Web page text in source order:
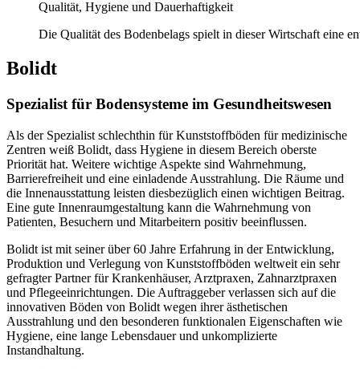
Qualität, Hygiene und Dauerhaftigkeit
Die Qualität des Bodenbelags spielt in dieser Wirtschaft eine
Bolidt
Spezialist für Bodensysteme im Gesundheitswesen
Als der Spezialist schlechthin für Kunststoffböden für medizinische
Zentren weiß Bolidt, dass Hygiene in diesem Bereich oberste
Priorität hat. Weitere wichtige Aspekte sind Wahrnehmung,
Barrierefreiheit und eine einladende Ausstrahlung. Die Räume und
die Innenausstattung leisten diesbezüglich einen wichtigen Beitrag.
Eine gute Innenraumgestaltung kann die Wahrnehmung von
Patienten, Besuchern und Mitarbeitern positiv beeinflussen.
Bolidt ist mit seiner über 60 Jahre Erfahrung in der Entwicklung,
Produktion und Verlegung von Kunststoffböden weltweit ein sehr
gefragter Partner für Krankenhäuser, Arztpraxen, Zahnarztpraxen
und Pflegeeinrichtungen. Die Auftraggeber verlassen sich auf die
innovativen Böden von Bolidt wegen ihrer ästhetischen
Ausstrahlung und den besonderen funktionalen Eigenschaften wie
Hygiene, eine lange Lebensdauer und unkomplizierte
Instandhaltung.